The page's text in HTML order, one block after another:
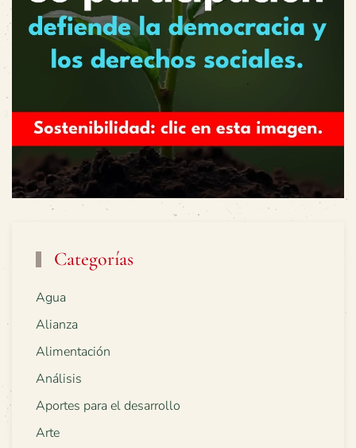
Categorías
Agua
Alianza
Alimentación
Análisis
Aportes para el desarrollo
Arte